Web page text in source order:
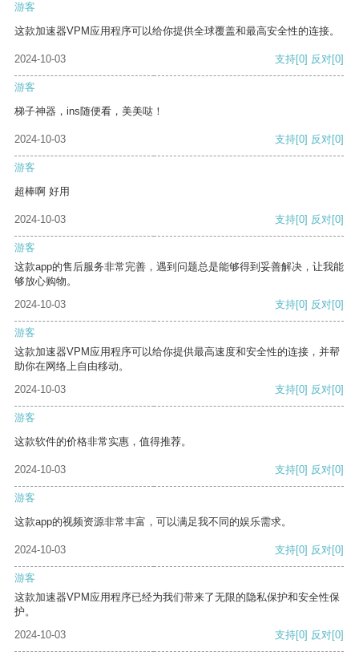
游客
这款加速器VPM应用程序可以给你提供全球覆盖和最高安全性的连接。
2024-10-03 支持[0] 反对[0]
游客
梯子神器，ins随便看，美美哒！
2024-10-03 支持[0] 反对[0]
游客
超棒啊 好用
2024-10-03 支持[0] 反对[0]
游客
这款app的售后服务非常完善，遇到问题总是能够得到妥善解决，让我能
够放心购物。
2024-10-03
支持[0] 反对[0]
游客
这款加速器VPM应用程序可以给你提供最高速度和安全性的连接，并帮
助你在网络上自由移动。
2024-10-03
支持[0] 反对[0]
游客
这款软件的价格非常实惠，值得推荐。
2024-10-03 支持[0] 反对[0]
游客
这款app的视频资源非常丰富，可以满足我不同的娱乐需求。
2024-10-03 支持[0] 反对[0]
游客
这款加速器VPM应用程序已经为我们带来了无限的隐私保护和安全性保
护。
2024-10-03
支持[0] 反对[0]